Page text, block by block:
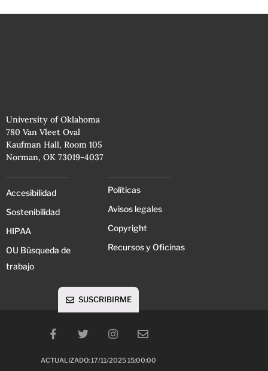
University of Oklahoma
780 Van Vleet Oval
Kaufman Hall, Room 105
Norman, OK 73019-4037
Accesibilidad
Sostenibilidad
HIPAA
OU Búsqueda de
trabajo
Políticas
Avisos legales
Copyright
Recursos y Oficinas
ACTUALIZADO: 17/11/2025 15:00:00
SUSCRIBIRME